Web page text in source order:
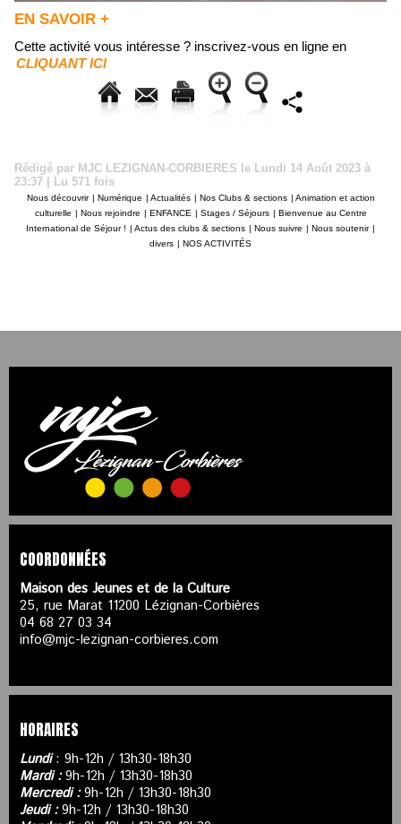
EN SAVOIR +
Cette activité vous intéresse ? inscrivez-vous en ligne en
CLIQUANT ICI
Rédigé par MJC LEZIGNAN-CORBIERES le Lundi 14 Août 2023 à
23:37 | Lu 571 fois
Nous découvrir Numérique Actualités Nos Clubs & sections
Animation et action
culturelle
Nous rejoindre ENFANCE Stages / Séjours
Bienvenue au Centre
International de Séjour !
Actus des clubs & sections Nous suivre Nous soutenir
divers
NOS ACTIVITÉS
COORDONNÉES
Maison des Jeunes et de la Culture
25, rue Marat 11200 Lézignan-Corbières
04 68 27 03 34
info@mjc-lezignan-corbieres.com
HORAIRES
Lundi: 9h-12h / 13h30-18h30
Mardi :9h-12h / 13h30-18h30
Mercredi :9h-12h / 13h30-18h30
Jeudi :9h-12h / 13h30-18h30